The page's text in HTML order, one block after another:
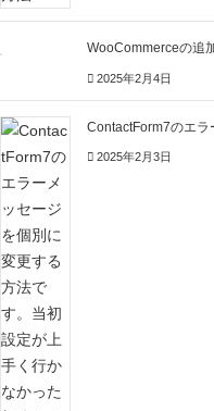
WooCommerceの追
2025年2月4日
ContactForm7のエラ
2025年2月3日